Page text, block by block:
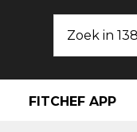
op
FITCHEF APP